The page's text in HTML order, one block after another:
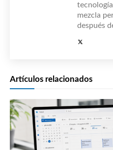
mezcla
después
Artículos relacionados